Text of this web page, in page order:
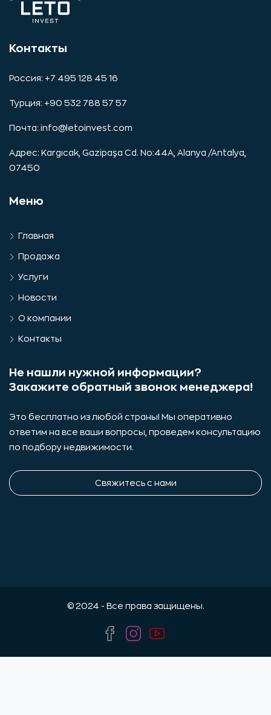
Контакты
Россия: +7 495 128 45 16
Турция: +90 532 788 57 57
Почта: info@letoinvest.com
Адрес: Kargıcak, Gazipaşa Cd. No:44A, Alanya /Antalya,
07450
Меню
Главная
Продажа
Услуги
Новости
О компании
Контакты
Не нашли нужной информации?
Закажите обратный звонок менеджера!
Это бесплатно из любой страны! Мы оперативно
ответим на все ваши вопросы, проведем консультацию
по подбору недвижимости.
Свяжитесь с нами
© 2024 - Все права защищены.